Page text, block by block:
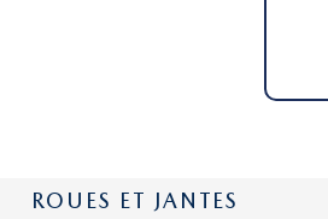
ROUES ET JANTES